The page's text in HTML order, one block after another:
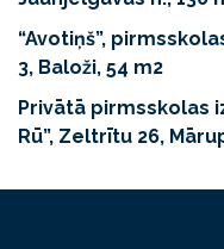
“Avotiņš”,
3, Baloži, 54 m2
Privātā pirmsskolas
Rū”, Zeltrītu 26,